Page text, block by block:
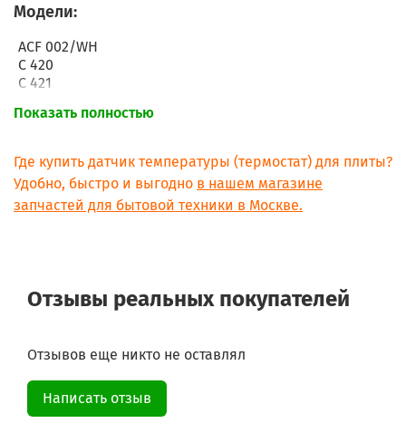
Модели:
ACF 002/WH
C 420
C 421
ACM 507 WH
ACM 509 WH
ACM 526 WH
ACM 527 WH
ACM 528 WH
S 5510/WS/01
Показать полностью
Где купить датчик температуры (термостат) для плиты?
Удобно, быстро и выгодно в нашем магазине
запчастей для бытовой техники в Москве.
Отзывы реальных покупателей
Отзывов еще никто не оставлял
Написать отзыв